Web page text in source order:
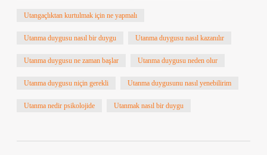
Utangaçlıktan kurtulmak için ne yapmalı
Utanma duygusu nasıl bir duygu Utanma duygusu nasıl kazanılır
Utanma duygusu ne zaman başlar Utanma duygusu neden olur
Utanma duygusu niçin gerekli Utanma duygusunu nasıl yenebilirim
Utanma nedir psikolojide Utanmak nasıl bir duygu